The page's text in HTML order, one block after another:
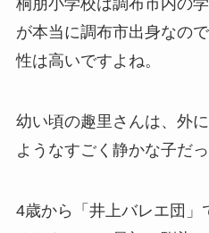
桐朋小学校は調布市内の
が本当に調布市出身なの
性は高いですよね。
幼い頃の趣里さんは、外
ようなすごく静かな子だ
4歳から「井上バレエ団」